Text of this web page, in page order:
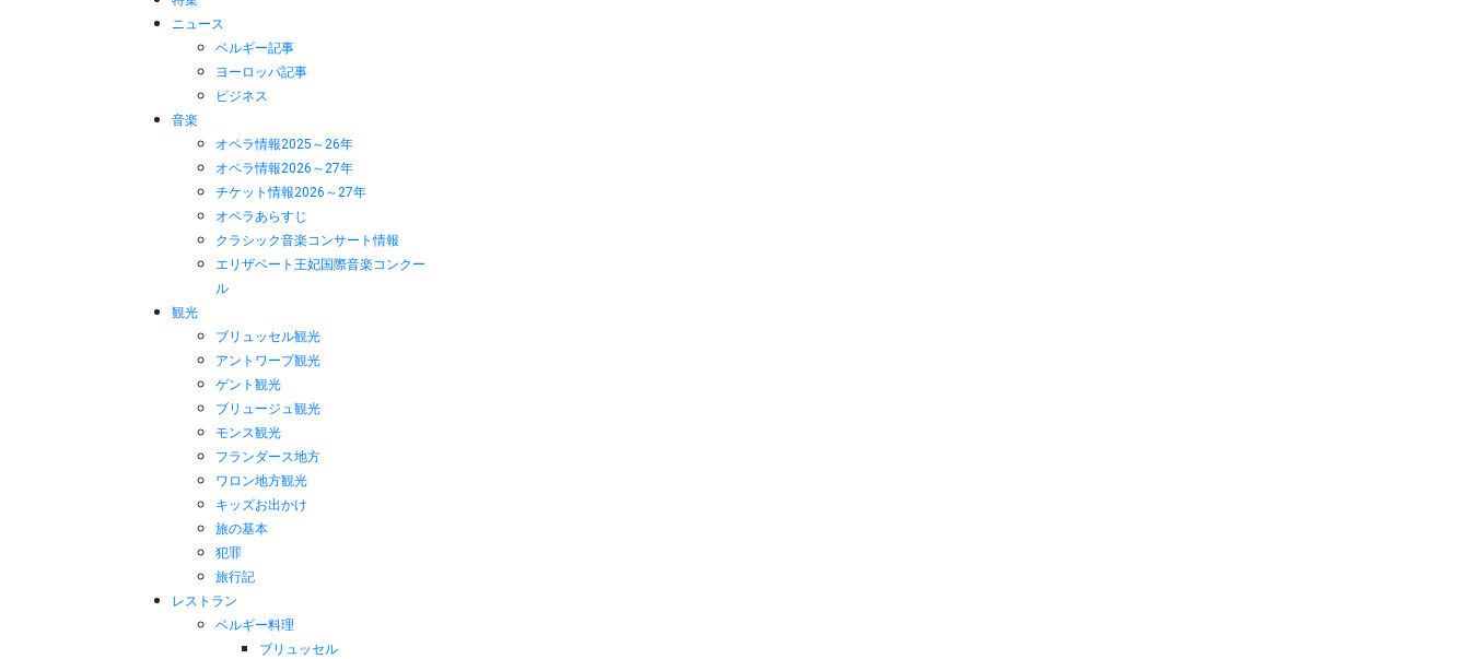
ニュース
ベルギー記事
ヨーロッパ記事
ビジネス
音楽
オペラ情報2025～26年
オペラ情報2026～27年
チケット情報2026～27年
オペラあらすじ
クラシック音楽コンサート情報
エリザベート王妃国際音楽コンクー
ル
観光
ブリュッセル観光
アントワープ観光
ゲント観光
ブリュージュ観光
モンス観光
フランダース地方
ワロン地方観光
キッズお出かけ
旅の基本
犯罪
旅行記
レストラン
ベルギー料理
ブリュッセル